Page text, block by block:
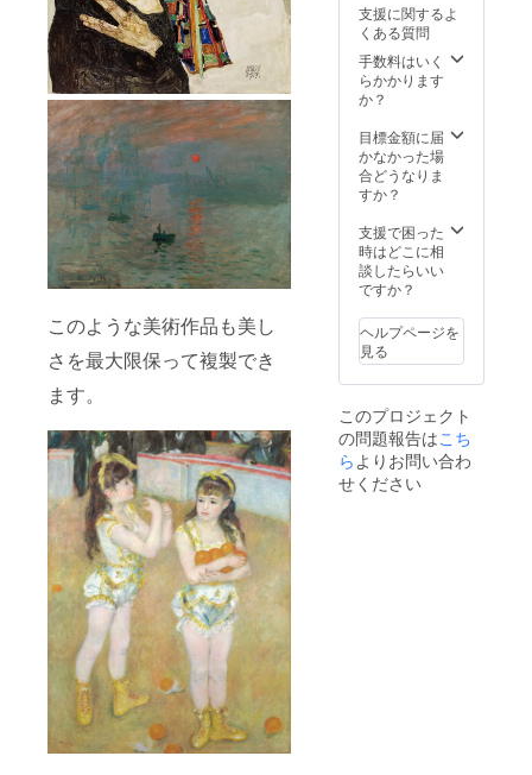
このような美術作品も美し
さを最大限保って複製でき
ます。
支援に関するよ
くある質問
手数料はいく
らかかります
か？
目標金額に届
かなかった場
合どうなりま
すか？
支援で困った
時はどこに相
談したらいい
ですか？
ヘルプページを
見る
このプロジェクト
の問題報告はこち
ら よりお問い合わ
せください